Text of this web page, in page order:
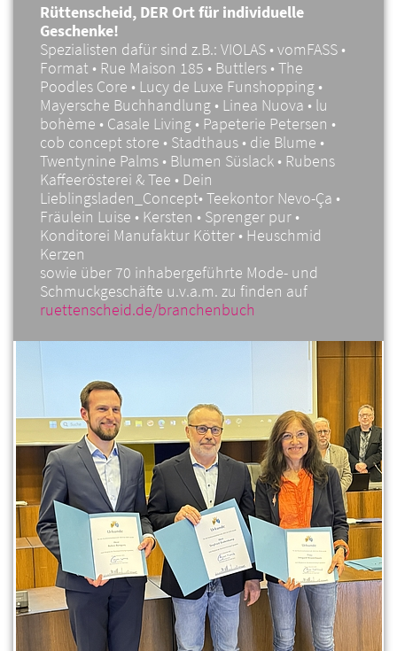
Rüttenscheid, DER Ort für individuelle
Geschenke!
Spezialisten dafür sind z.B.: VIOLAS • vomFASS •
Format • Rue Maison 185 • Buttlers • The
Poodles Core • Lucy de Luxe Funshopping •
Mayersche Buchhandlung • Linea Nuova • lu
bohème • Casale Living • Papeterie Petersen •
cob concept store • Stadthaus • die Blume •
Twentynine Palms • Blumen Süslack • Rubens
Kaffeerösterei & Tee • Dein
Lieblingsladen_Concept• Teekontor Nevo-Ça •
Fräulein Luise • Kersten • Sprenger pur •
Konditorei Manufaktur Kötter • Heuschmid
Kerzen
sowie über 70 inhabergeführte Mode- und
Schmuckgeschäfte u.v.a.m. zu finden auf
ruettenscheid.de/branchenbuch